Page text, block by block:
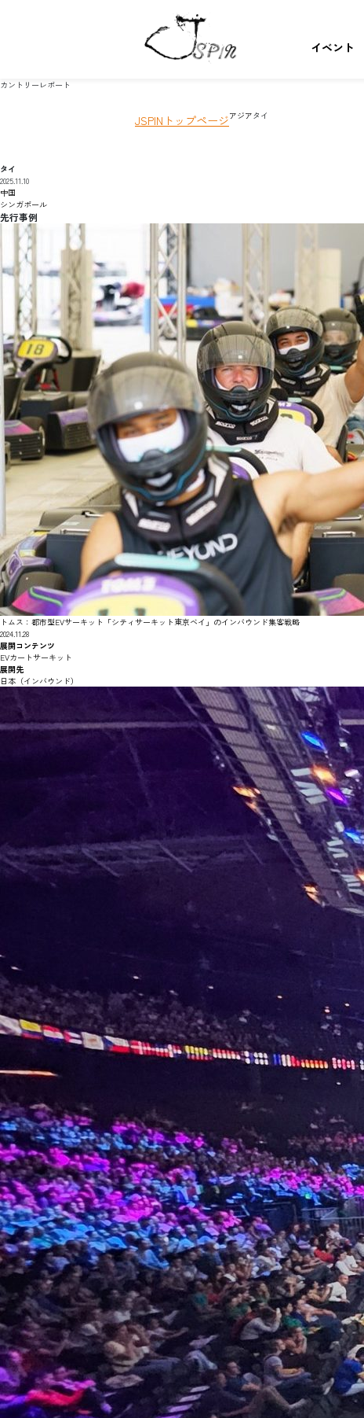
イベント
カントリーレポート
JSPINトップページアジアタイ
タイ
2025.11.10
中国
シンガポール
先行事例
トムス：都市型EVサーキット「シティサーキット東京ベイ」のインバウンド集客戦略
2024.11.28
展開コンテンツ
EVカートサーキット
展開先
日本（インバウンド）